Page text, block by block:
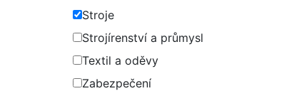
Stroje
Strojírenství a průmysl
Textil a oděvy
Zabezpečení